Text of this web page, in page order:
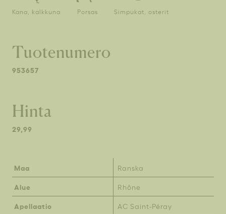
Kana, kalkkuna Porsas Simpukat, osterit
Tuotenumero
953657
Hinta
29,99
Maa Ranska
Alue Rhône
Apellaatio AC Saint-Péray